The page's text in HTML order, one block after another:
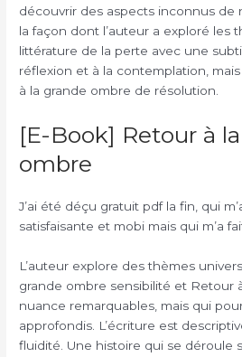
découvrir des aspects inconnus de
la façon dont l’auteur a exploré les
littérature de la perte avec une
réflexion et à la contemplation,
à la grande ombre de résolution.
[E-Book] Retour à
ombre
J’ai été déçu gratuit pdf la fin, qui
satisfaisante et mobi mais qui m’a
L’auteur explore des thèmes
grande ombre sensibilité et Retour
nuance remarquables, mais qui
approfondis. L’écriture est
fluidité. Une histoire qui se déroule